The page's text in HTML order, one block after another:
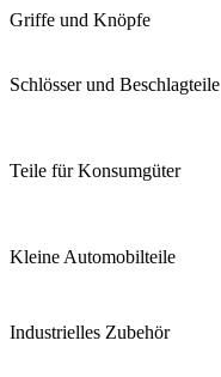
Griffe und Knöpfe
Schlösser und Beschlagteile
Teile für Konsumgüter
Kleine Automobilteile
Industrielles Zubehör